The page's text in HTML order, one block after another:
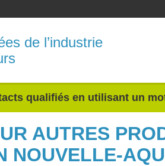
de l’industrie
qualifiés en utilisant un
AUTRES
NOUVELLE-